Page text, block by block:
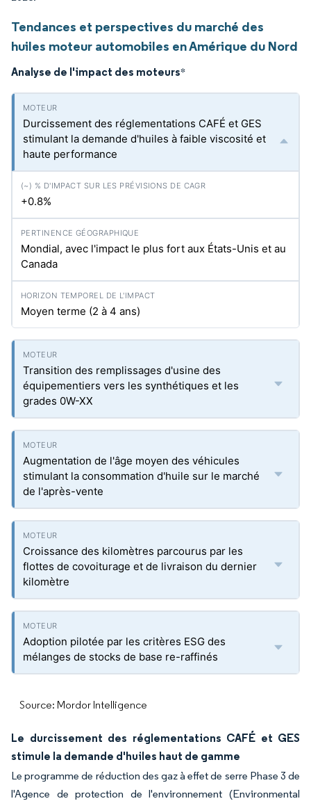
Tendances et perspectives du marché des
huiles moteur automobiles en Amérique du Nord
Analyse de l'impact des moteurs*
Durcissement des réglementations CAFÉ et GES
stimulant la demande d'huiles à faible viscosité et
haute performance
+0.8%
Mondial, avec l'impact le plus fort aux États-Unis et au
Canada
Moyen terme (2 à 4 ans)
Transition des remplissages d'usine des
équipementiers vers les synthétiques et les
grades 0W-XX
Augmentation de l'âge moyen des véhicules
stimulant la consommation d'huile sur le marché
de l'après-vente
Croissance des kilomètres parcourus par les
flottes de covoiturage et de livraison du dernier
kilomètre
Adoption pilotée par les critères ESG des
mélanges de stocks de base re-raffinés
Source: Mordor Intelligence
Le durcissement des réglementations CAFÉ et GES
stimule la demande d'huiles haut de gamme
Le programme de réduction des gaz à effet de serre Phase 3 de
l'Agence de protection de l'environnement (Environmental